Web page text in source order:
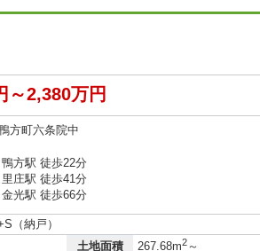
～2,380万円
方町六条院中
方駅 徒歩22分
庄駅 徒歩41分
光駅 徒歩66分
（納戸）
土地面積 267.68m2～